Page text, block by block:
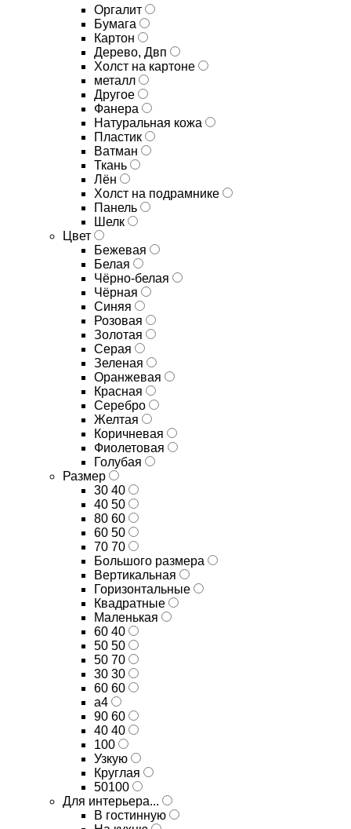
Оргалит
Бумага
Картон
Дерево, Двп
Холст на картоне
металл
Другое
Фанера
Натуральная кожа
Пластик
Ватман
Ткань
Лён
Холст на подрамнике
Панель
Шелк
Цвет
Бежевая
Белая
Чёрно-белая
Чёрная
Синяя
Розовая
Золотая
Серая
Зеленая
Оранжевая
Красная
Серебро
Желтая
Коричневая
Фиолетовая
Голубая
Размер
30 40
40 50
80 60
60 50
70 70
Большого размера
Вертикальная
Горизонтальные
Квадратные
Маленькая
60 40
50 50
50 70
30 30
60 60
а4
90 60
40 40
100
Узкую
Круглая
50100
Для интерьера...
В гостинную